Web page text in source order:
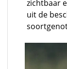
zichtbaar
uit de